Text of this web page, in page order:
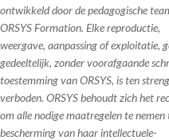
ontwikkeld door de pedagogische
ORSYS Formation. Elke reproductie,
weergave, aanpassing of exploitatie,
gedeeltelijk, zonder voorafgaande
toestemming van ORSYS, is ten
verboden. ORSYS behoudt zich het
om alle nodige maatregelen te nemen
bescherming van haar intellectuele-